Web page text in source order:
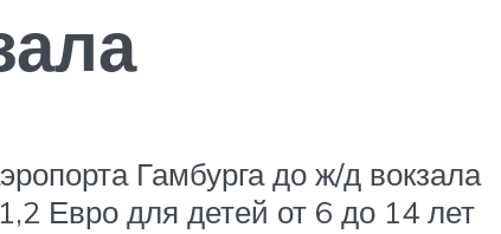
Гамбурга до ж/д вокзала
Евро для детей от 6 до 14 лет